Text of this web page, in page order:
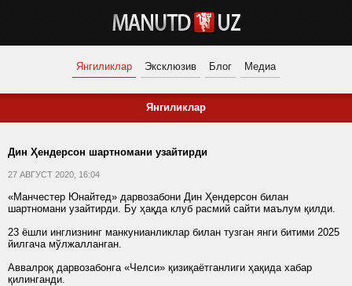
Янгиликлар Эксклюзив Блог Медиа
Янгиликлар
Дин Ҳендерсон шартномани узайтирди
27 АВГУСТ 2020, 16:04
«Манчестер Юнайтед» дарвозабони Дин Ҳендерсон билан
шартномани узайтирди. Бу ҳақда клуб расмий сайти маълум қилди.
23 ёшли инглизнинг манкунианликлар билан тузган янги битими 2025
йилгача мўлжалланган.
Аввалроқ дарвозабонга «Челси» қизиқаётганлиги ҳақида хабар
қилинганди.